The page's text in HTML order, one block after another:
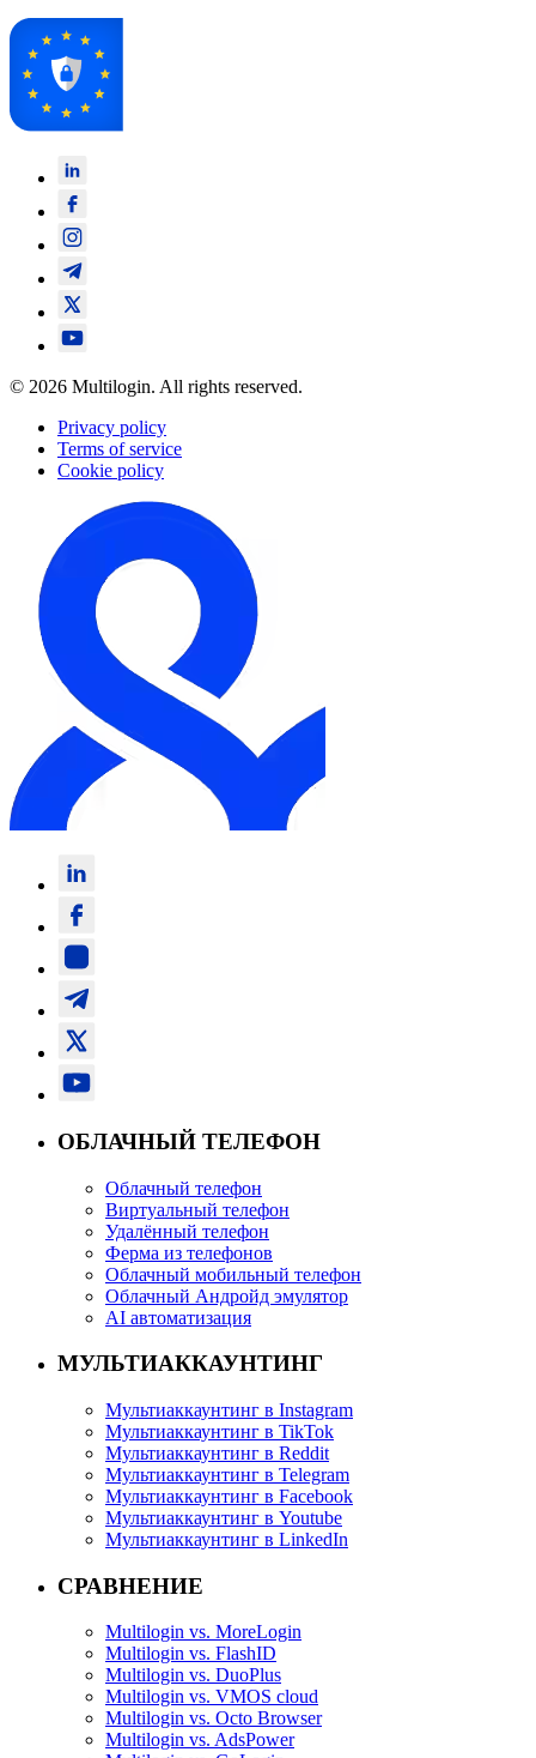
© 2026 Multilogin. All rights reserved.
Privacy policy
Terms of service
Cookie policy
ОБЛАЧНЫЙ ТЕЛЕФОН
Облачный телефон
Виртуальный телефон
Удалённый телефон
Ферма из телефонов
Облачный мобильный телефон
Облачный Андройд эмулятор
AI автоматизация
МУЛЬТИАККАУНТИНГ
Мультиаккаунтинг в Instagram
Мультиаккаунтинг в TikTok
Мультиаккаунтинг в Reddit
Мультиаккаунтинг в Telegram
Мультиаккаунтинг в Facebook
Мультиаккаунтинг в Youtube
Мультиаккаунтинг в LinkedIn
СРАВНЕНИЕ
Multilogin vs. MoreLogin
Multilogin vs. FlashID
Multilogin vs. DuoPlus
Multilogin vs. VMOS cloud
Multilogin vs. Octo Browser
Multilogin vs. AdsPower